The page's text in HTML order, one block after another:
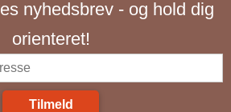
nyhedsbrev - og hold dig
orienteret!
Tilmeld